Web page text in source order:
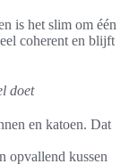
is het slim om één
coherent en blijft
doet
en katoen. Dat
opvallend kussen